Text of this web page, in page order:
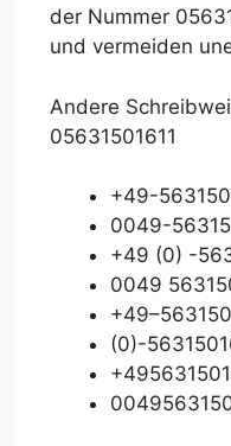
der Nummer
und vermeiden
Andere
05631501611
+49-
0049-
+49 (0) -
0049
(0)-